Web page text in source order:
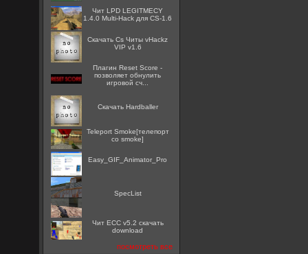
Чит LPD LEGITMECY
1.4.0 Multi-Hack для CS-1.6
Скачать Cs Читы vHackz
VIP v1.6
Плагин Reset Score -
позволяет обнулить
игровой сч...
Скачать Hardballer
Teleport Smoke[телепорт
со smoke]
Easy_GIF_Animator_Pro
SpecList
Чит ECC v5.2 скачать
download
посмотреть все